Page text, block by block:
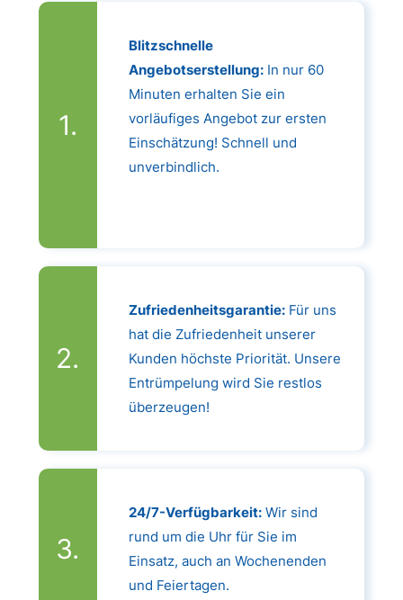
Blitzschnelle
Angebotserstellung:In nur 60
Minuten erhalten Sie ein
vorläufiges Angebot zur ersten
Einschätzung! Schnell und
unverbindlich.
Zufriedenheitsgarantie:Für uns
hat die Zufriedenheit unserer
Kunden höchste Priorität. Unsere
Entrümpelung wird Sie restlos
überzeugen!
24/7-Verfügbarkeit:Wir sind
rund um die Uhr für Sie im
Einsatz, auch an Wochenenden
und Feiertagen.